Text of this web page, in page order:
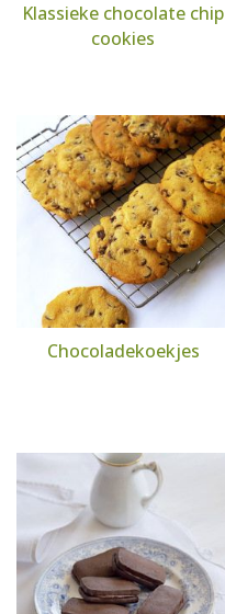
Klassieke chocolate chip
cookies
Chocoladekoekjes